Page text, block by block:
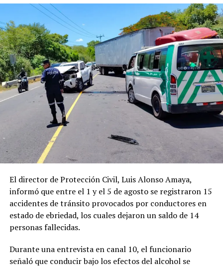
Comparte esto:
Facebook X
Me gusta esto:
Relacionado
transporte público para
verificar cumplimiento de
de medidas de bioseguridad
en el transporte público
El director de Protección Civil, Luis Alonso Amaya,
informó que entre el 1 y el 5 de agosto se registraron 15
accidentes de tránsito provocados por conductores en
estado de ebriedad, los cuales dejaron un saldo de 14
personas fallecidas.
Durante una entrevista en canal 10, el funcionario
señaló que conducir bajo los efectos del alcohol se